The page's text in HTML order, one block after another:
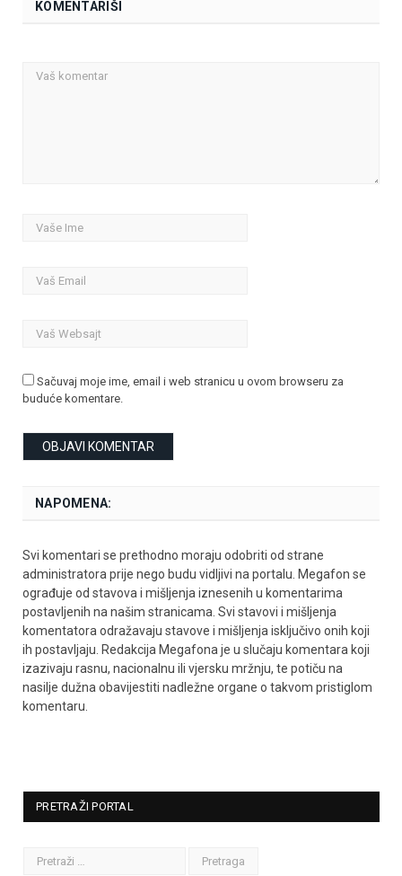
KOMENTARIŠI
Sačuvaj moje ime, email i web stranicu u ovom browseru za
buduće komentare.
NAPOMENA:
Svi komentari se prethodno moraju odobriti od strane
administratora prije nego budu vidljivi na portalu. Megafon se
ograđuje od stavova i mišljenja iznesenih u komentarima
postavljenih na našim stranicama. Svi stavovi i mišljenja
komentatora odražavaju stavove i mišljenja isključivo onih koji
ih postavljaju. Redakcija Megafona je u slučaju komentara koji
izazivaju rasnu, nacionalnu ili vjersku mržnju, te potiču na
nasilje dužna obavijestiti nadležne organe o takvom pristiglom
komentaru.
PRETRAŽI PORTAL